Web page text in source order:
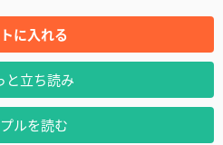
に入れる
と立ち読み
ルを読む